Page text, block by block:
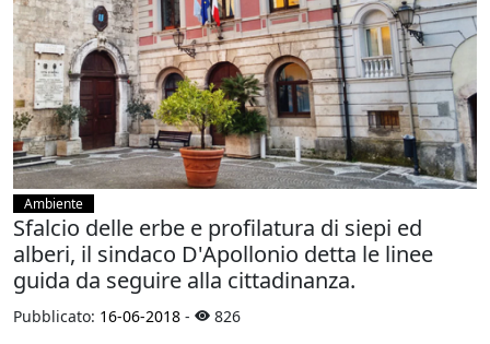
Ambiente
Sfalcio delle erbe e profilatura di siepi ed
alberi, il sindaco D'Apollonio detta le linee
guida da seguire alla cittadinanza.
Pubblicato: 16-06-2018 - 826